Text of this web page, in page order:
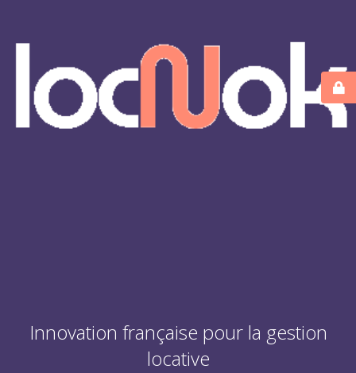
Innovation française pour la gestion
locative